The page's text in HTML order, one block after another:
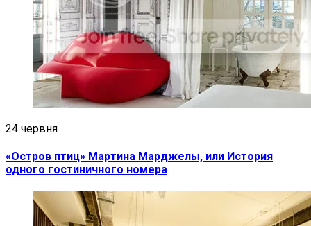
24 червня
«Остров птиц» Мартина Марджелы, или История
одного гостиничного номера